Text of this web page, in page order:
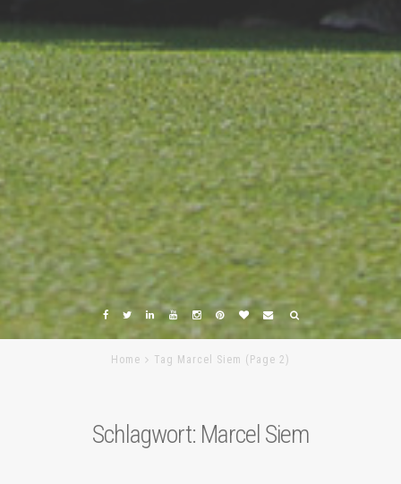
Home Tag Marcel Siem (Page 2)
Schlagwort: Marcel Siem